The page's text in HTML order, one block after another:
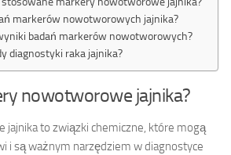
markerów nowotworowych jajnika?
badań markerów nowotworowych?
diagnostyki raka jajnika?
nowotworowe jajnika?
jajnika to związki chemiczne, które mogą
i są ważnym narzędziem w diagnostyce